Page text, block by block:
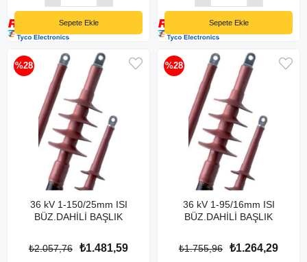
Sepete Ekle Sepete Ekle
36 kV 1-150/25mm ISI
BÜZ.DAHİLİ BAŞLIK
₺1.481,59
₺2.057,76
%28
36 kV 1-95/16mm ISI
BÜZ.DAHİLİ BAŞLIK
₺1.264,29
₺1.755,96
%28